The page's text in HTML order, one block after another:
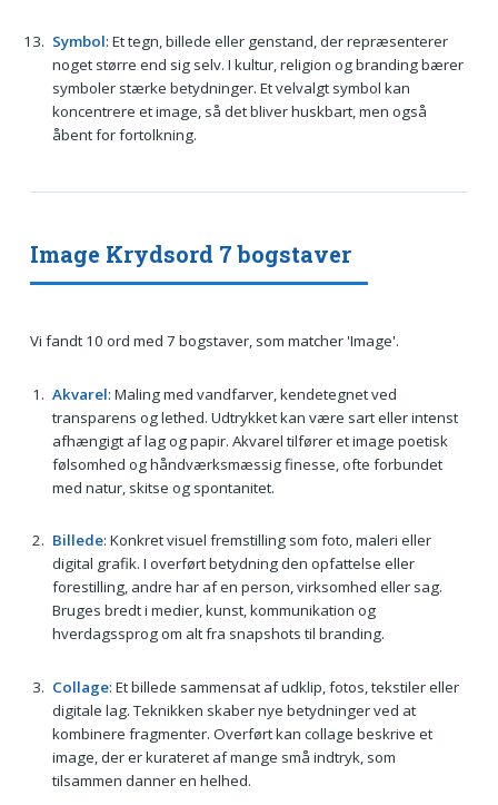
Symbol: Et tegn, billede eller genstand, der repræsenterer
noget større end sig selv. I kultur, religion og branding bærer
symboler stærke betydninger. Et velvalgt symbol kan
koncentrere et image, så det bliver huskbart, men også
åbent for fortolkning.
Image Krydsord 7 bogstaver
Vi fandt 10 ord med 7 bogstaver, som matcher 'Image'.
Akvarel: Maling med vandfarver, kendetegnet ved
transparens og lethed. Udtrykket kan være sart eller intenst
afhængigt af lag og papir. Akvarel tilfører et image poetisk
følsomhed og håndværksmæssig finesse, ofte forbundet
med natur, skitse og spontanitet.
Billede: Konkret visuel fremstilling som foto, maleri eller
digital grafik. I overført betydning den opfattelse eller
forestilling, andre har af en person, virksomhed eller sag.
Bruges bredt i medier, kunst, kommunikation og
hverdagssprog om alt fra snapshots til branding.
Collage: Et billede sammensat af udklip, fotos, tekstiler eller
digitale lag. Teknikken skaber nye betydninger ved at
kombinere fragmenter. Overført kan collage beskrive et
image, der er kurateret af mange små indtryk, som
tilsammen danner en helhed.